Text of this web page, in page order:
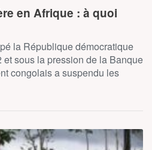
en Afrique : à quoi
la République démocratique
sous la pression de la Banque
congolais a suspendu les